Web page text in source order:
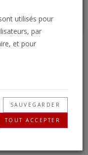
90
utilisés pour
par
et pour
SAUVEGARDER
TOUT ACCEPTER